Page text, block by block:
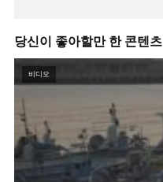
당신이 좋아할만 한 콘텐츠
비디오